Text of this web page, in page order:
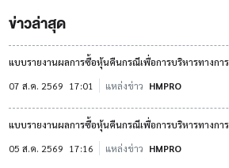
ข่าวล่าสุด
แบบรายงานผลการซื้อหุ้นคืนกรณีเพื่อการบริหารทางกา
07 ส.ค. 2569 17:01 แหล่งข่าว HMPRO
แบบรายงานผลการซื้อหุ้นคืนกรณีเพื่อการบริหารทางกา
05 ส.ค. 2569 17:16 แหล่งข่าว HMPRO